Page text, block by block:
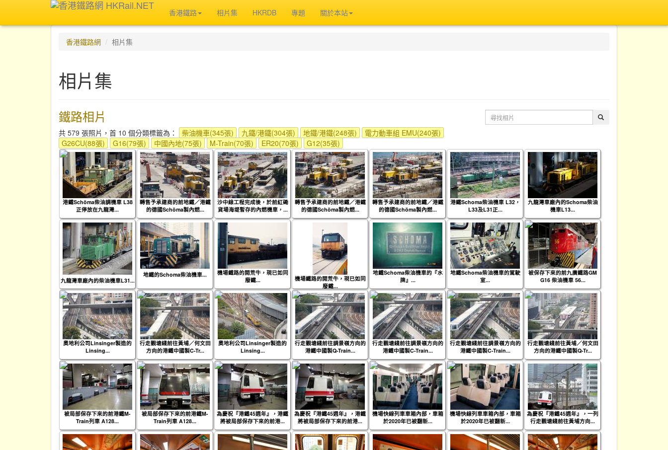
香港鐵路 相片集 HKRDB 專題 關於本站
香港鐵路網 相片集
相片集
鐵路相片
共 579 張照片，首 10 個分類標籤為： 柴油機車(345張) 九鐵/港鐵(304張) 地鐵/港鐵(248張)
電力動車組 EMU(240張)
G26CU(88張)
G16(79張) 中國內地(75張) M-Train(70張) ER20(70張) G12(35張)
港鐵Schöma柴油調機車 L38
正停放在九龍灣...
轉售予承建商的前地鐵／港鐵
的德國Schöma製內燃...
沙中線工程完成後，於前紅磡
貨場海堤暫存的內燃機車，...
轉售予承建商的前地鐵／港鐵
的德國Schöma製內燃...
轉售予承建商的前地鐵／港鐵
的德國Schöma製內燃...
港鐵Schoma柴油機車 L32，
L33及L31正...
九龍灣車廠內的Schoma柴油
機車L13...
九龍灣車廠內的柴油機車L31...
地鐵的Schoma柴油機車...
機場鐵路的開荒牛，現已如同
廢鐵...
機場鐵路的開荒牛，現已如同
廢鐵...
地鐵Schoma柴油機車的『水
牌』...
地鐵Schoma柴油機車的駕駛
室...
被保存下來的前九廣鐵路GM
G16 柴油機車 56...
奧地利公司Linsinger製造的
Linsing...
行走觀塘綫前往黃埔／何文田
方向的港鐵中國製C-Tr...
奧地利公司Linsinger製造的
Linsing...
行走觀塘綫前往調景嶺方向的
港鐵中國製Q-Train...
行走觀塘綫前往調景嶺方向的
港鐵中國製C-Train...
行走觀塘綫前往調景嶺方向的
港鐵中國製C-Train...
行走觀塘綫前往黃埔／何文田
方向的港鐵中國製Q-Tr...
被局部保存下來的前港鐵M-
Train列車 A128...
被局部保存下來的前港鐵M-
Train列車 A128...
為慶祝『港鐵45週年』，港鐵
將被局部保存下來的前港...
為慶祝『港鐵45週年』，港鐵
將被局部保存下來的前港...
機場快線列車車箱內部，車箱
於2020年已被翻新...
機場快線列車車箱內部，車箱
於2020年已被翻新...
為慶祝『港鐵45週年』，一列
行走觀塘綫前往黃埔方向...